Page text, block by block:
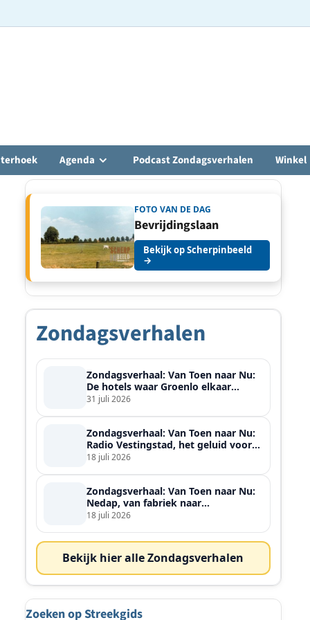
Agenda Podcast Zondagsverhalen Winkel
FOTO VAN DE DAG
Bevrijdingslaan
Bekijk op Scherpinbeeld
→
Zondagsverhalen
Zondagsverhaal: Van Toen naar Nu:
De hotels waar Groenlo elkaar
ontmoette
31 juli 2026
Zondagsverhaal: Van Toen naar Nu:
Radio Vestingstad, het geluid voor
heel de streek
18 juli 2026
Zondagsverhaal: Van Toen naar Nu:
Nedap, van fabriek naar
wereldspeler
18 juli 2026
Bekijk hier alle Zondagsverhalen
Zoeken op Streekgids